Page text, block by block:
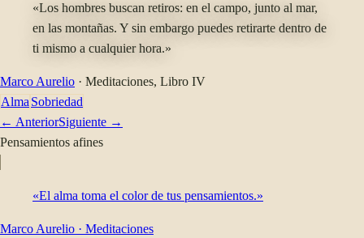
«Los hombres buscan retiros: en el campo, junto al mar,
en las montañas. Y sin embargo puedes retirarte dentro de
ti mismo a cualquier hora.»
Marco Aurelio · Meditaciones, Libro IV
Alma Sobriedad
← AnteriorSiguiente →
Pensamientos afines
«El alma toma el color de tus pensamientos.»
Marco Aurelio · Meditaciones